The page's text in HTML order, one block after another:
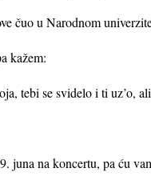
čuo u Narodnom
kažem:
tebi se svidelo i ti uz’o,
juna na koncertu, pa ću